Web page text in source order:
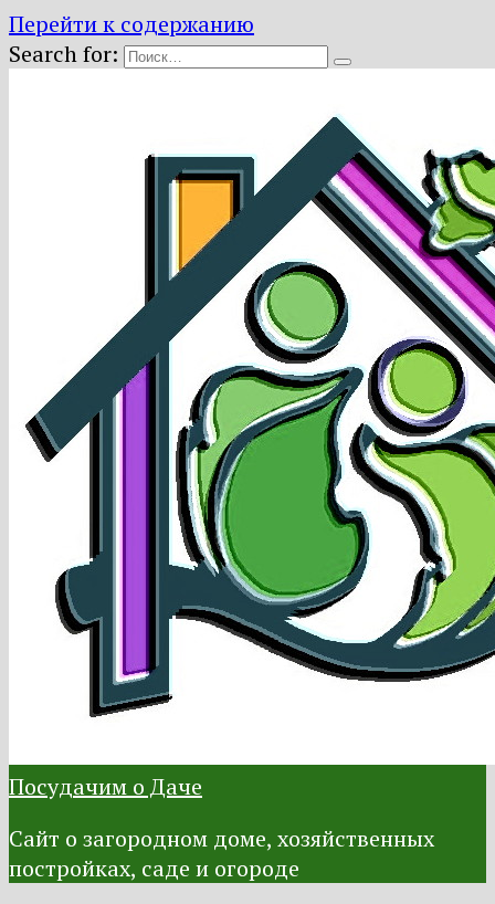
Перейти к содержанию
Search for:
Посудачим о Даче
Сайт о загородном доме, хозяйственных
постройках, саде и огороде